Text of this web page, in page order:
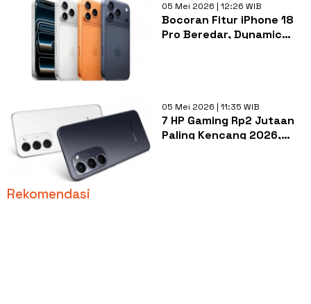
05 Mei 2026 | 12:26 WIB
Bocoran Fitur iPhone 18
Pro Beredar, Dynamic
05 Mei 2026 | 11:35 WIB
7 HP Gaming Rp2 Jutaan
Paling Kencang 2026,
Rekomendasi